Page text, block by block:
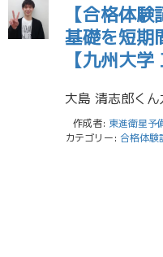
【合格体
基礎を短期
【九州大学
作成者: 東進衛星予
カテゴリー: 合格体験